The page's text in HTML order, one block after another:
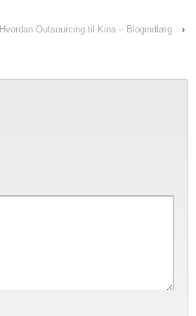
Hvordan Outsourcing til Kina – Blogindlæg ›